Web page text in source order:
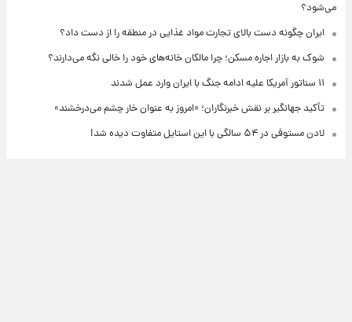
می‌شود؟
ایران چگونه دست بالای تجارت مواد غذایی در منطقه را از دست داد؟
شوک به بازار اجاره مسکن؛ چرا مالکان خانه‌های خود را خالی نگه می‌دارند؟
۱۱ سناتور آمریکا علیه ادامه جنگ با ایران وارد عمل شدند
تأکید جهانگیر بر نقش خبرنگاران؛ «امروز به عنوان خار چشم می‌درخشند»
لادن مستوفی در ۵۴ سالگی با این استایل متفاوت دیده شد!